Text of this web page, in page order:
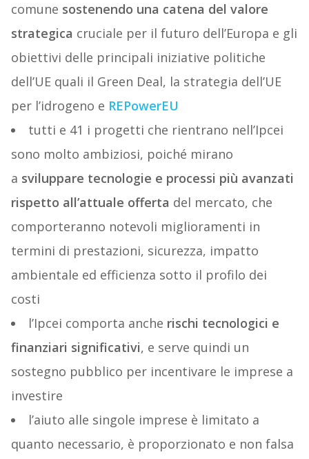
comune sostenendo una catena del valore
strategica cruciale per il futuro dell’Europa e gli
obiettivi delle principali iniziative politiche
dell’UE quali il Green Deal, la strategia dell’UE
per l’idrogeno e REPowerEU
tutti e 41 i progetti che rientrano nell’Ipcei
sono molto ambiziosi, poiché mirano
a sviluppare tecnologie e processi più avanzati
rispetto all’attuale offerta del mercato, che
comporteranno notevoli miglioramenti in
termini di prestazioni, sicurezza, impatto
ambientale ed efficienza sotto il profilo dei
costi
l’Ipcei comporta anche rischi tecnologici e
finanziari significativi, e serve quindi un
sostegno pubblico per incentivare le imprese a
investire
l’aiuto alle singole imprese è limitato a
quanto necessario, è proporzionato e non falsa